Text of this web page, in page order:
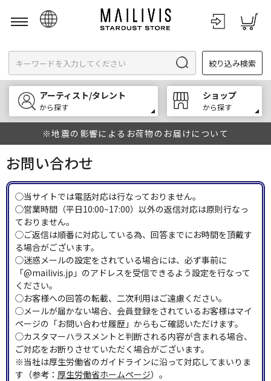
English
한국어
中文
絞り込み検索
アーティスト/タレント
から探す
ショップ
から探す
※地震の影響によるお荷物のお届けについて
お問い合わせ
◯当サイトでは電話対応は行なっておりません。
◯営業時間（平日10:00~17:00）以外の返信対応は原則行なっ
ておりません。
◯ご返信は順番に対応している為、回答までにお時間を頂戴す
る場合がございます。
◯迷惑メールの設定をされている場合には、必ず事前に
「@mailivis.jp」のアドレスを受信できるよう設定を行なって
ください。
◯お客様への回答の転載、二次利用はご遠慮ください。
◯メールが届かない場合、会員登録をされているお客様はマイ
ページの「お問い合わせ履歴」からもご確認いただけます。
◯カスタマーハラスメントと判断される内容が含まれる場合、
ご対応をお断りさせていただく場合がございます。
※当社は厚生労働省のガイドラインに沿って対応してまいりま
す（参考： 厚生労働省ホームページ）。